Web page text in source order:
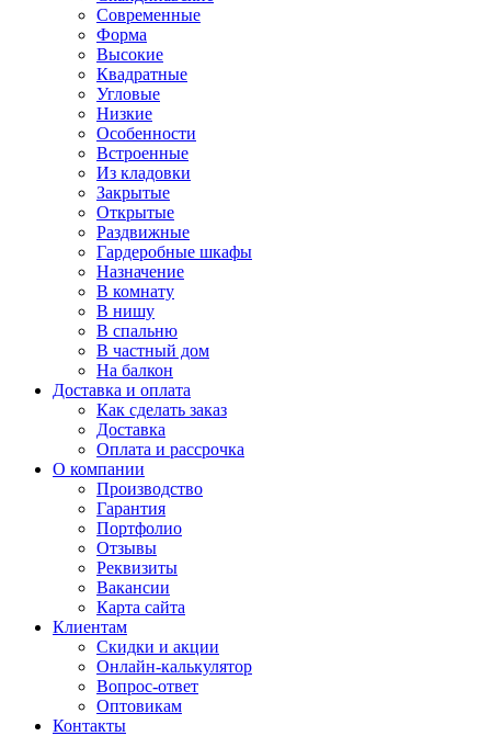
Современные
Форма
Высокие
Квадратные
Угловые
Низкие
Особенности
Встроенные
Из кладовки
Закрытые
Открытые
Раздвижные
Гардеробные шкафы
Назначение
В комнату
В нишу
В спальню
В частный дом
На балкон
Доставка и оплата
Как сделать заказ
Доставка
Оплата и рассрочка
О компании
Производство
Гарантия
Портфолио
Отзывы
Реквизиты
Вакансии
Карта сайта
Клиентам
Скидки и акции
Онлайн-калькулятор
Вопрос-ответ
Оптовикам
Контакты